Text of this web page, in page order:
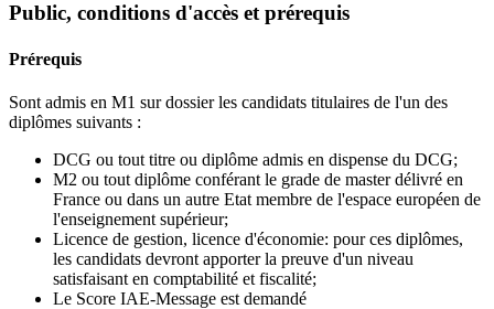
Public, conditions d'accès et prérequis
Prérequis
Sont admis en M1 sur dossier les candidats titulaires de l'un des
diplômes suivants :
DCG ou tout titre ou diplôme admis en dispense du DCG;
M2 ou tout diplôme conférant le grade de master délivré en
France ou dans un autre Etat membre de l'espace européen de
l'enseignement supérieur;
Licence de gestion, licence d'économie: pour ces diplômes,
les candidats devront apporter la preuve d'un niveau
satisfaisant en comptabilité et fiscalité;
Le Score IAE-Message est demandé